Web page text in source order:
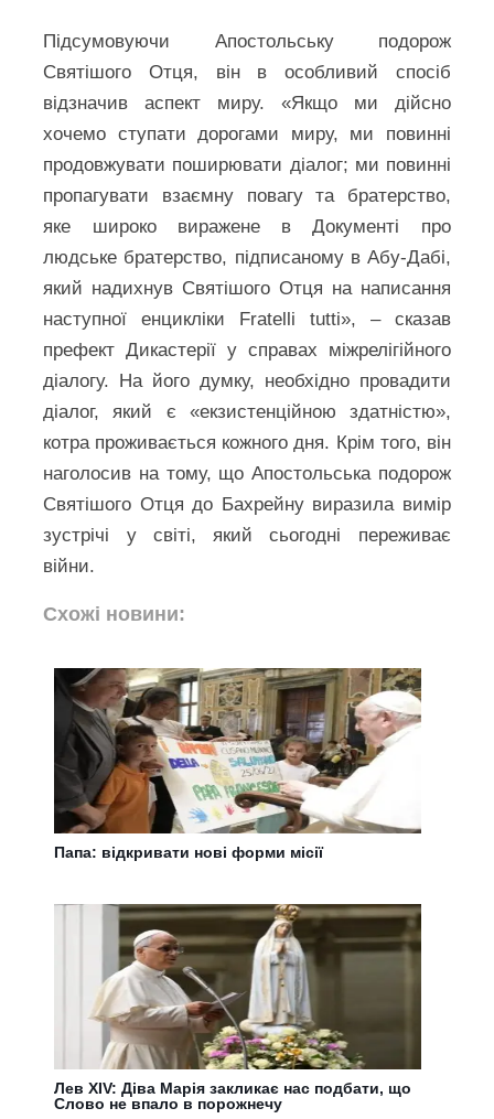
Підсумовуючи Апостольську подорож
Святішого Отця, він в особливий спосіб
відзначив аспект миру. «Якщо ми дійсно
хочемо ступати дорогами миру, ми повинні
продовжувати поширювати діалог; ми повинні
пропагувати взаємну повагу та братерство,
яке широко виражене в Документі про
людське братерство, підписаному в Абу-Дабі,
який надихнув Святішого Отця на написання
наступної енцикліки Fratelli tutti», – сказав
префект Дикастерії у справах міжрелігійного
діалогу. На його думку, необхідно провадити
діалог, який є «екзистенційною здатністю»,
котра проживається кожного дня. Крім того, він
наголосив на тому, що Апостольська подорож
Святішого Отця до Бахрейну виразила вимір
зустрічі у світі, який сьогодні переживає
війни.
Схожі новини:
Папа: відкривати нові форми місії
Лев XIV: Діва Марія закликає нас подбати, що
Слово не впало в порожнечу